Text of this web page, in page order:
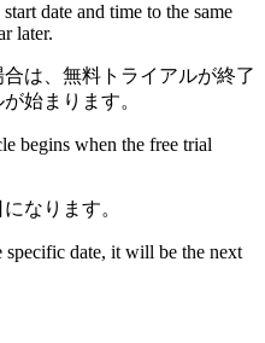
date and time to the same
later.
は、無料トライアルが終了
始まります。
begins when the free trial
なります。
specific date, it will be the next